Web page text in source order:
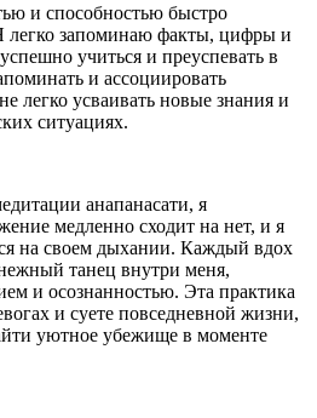
и способностью быстро
легко запоминаю факты, цифры и
учиться и преуспевать в
и ассоциировать
легко усваивать новые знания и
ситуациях.
анапанасати, я
медленно сходит на нет, и я
на своем дыхании. Каждый вдох
танец внутри меня,
и осознанностью. Эта практика
и суете повседневной жизни,
уютное убежище в моменте